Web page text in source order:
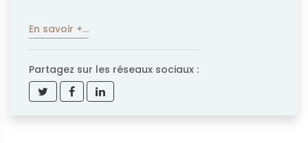
En savoir +...
Partagez sur les réseaux sociaux :